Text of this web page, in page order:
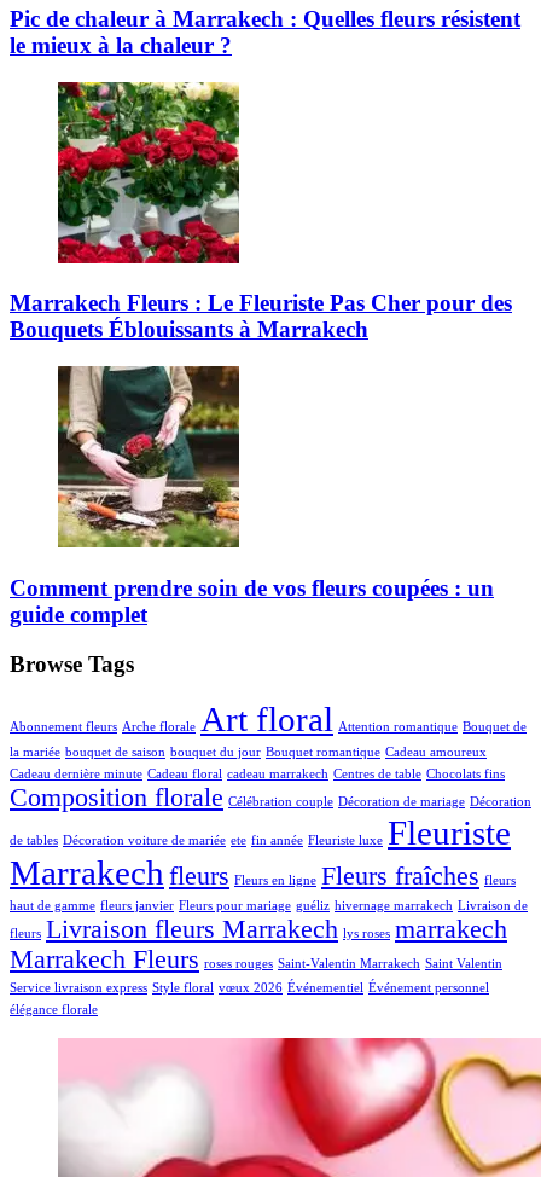
Pic de chaleur à Marrakech : Quelles fleurs résistent
le mieux à la chaleur ?
Marrakech Fleurs : Le Fleuriste Pas Cher pour des
Bouquets Éblouissants à Marrakech
Comment prendre soin de vos fleurs coupées : un
guide complet
Browse Tags
Abonnement fleurs Arche florale Art floral Attention romantique Bouquet de
la mariée bouquet de saison bouquet du jour Bouquet romantique Cadeau amoureux
Cadeau dernière minute Cadeau floral cadeau marrakech Centres de table Chocolats fins
Composition florale Célébration couple Décoration de mariage Décoration
de tables Décoration voiture de mariée ete fin année Fleuriste luxe Fleuriste
Marrakech fleurs Fleurs en ligne Fleurs fraîches fleurs
haut de gamme fleurs janvier Fleurs pour mariage guéliz hivernage marrakech Livraison de
fleurs Livraison fleurs Marrakech lys roses marrakech
Marrakech Fleurs roses rouges Saint-Valentin Marrakech Saint Valentin
Service livraison express Style floral vœux 2026 Événementiel Événement personnel
élégance florale